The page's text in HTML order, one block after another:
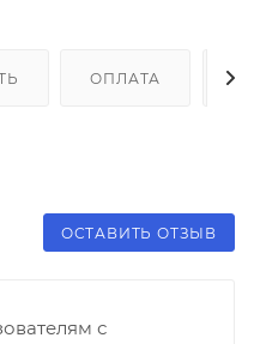
ОПЛАТА
ОСТАВИТЬ ОТЗЫВ
с